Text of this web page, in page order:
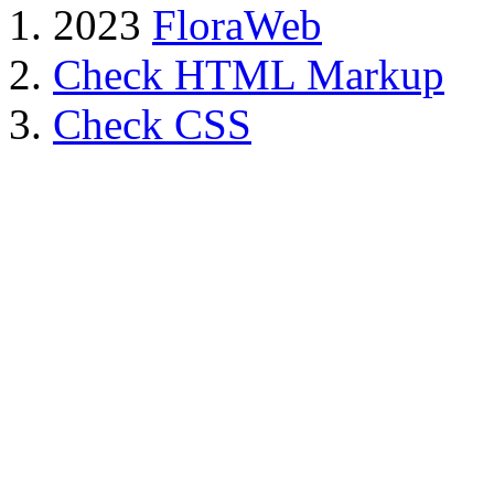
2023 FloraWeb
Check HTML Markup
Check CSS